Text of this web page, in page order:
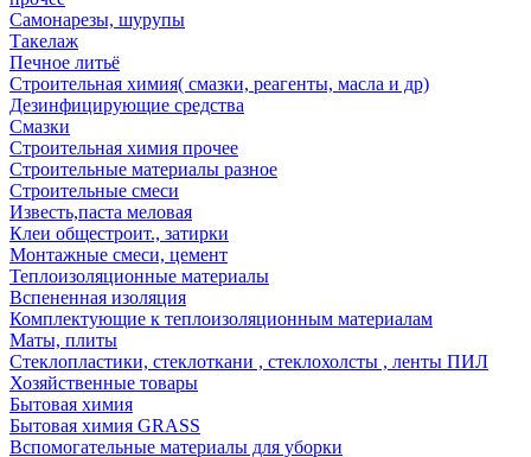
Самонарезы, шурупы
Такелаж
Печное литьё
Строительная химия( смазки, реагенты, масла и др)
Дезинфицирующие средства
Смазки
Строительная химия прочее
Строительные материалы разное
Строительные смеси
Известь,паста меловая
Клеи общестроит., затирки
Монтажные смеси, цемент
Теплоизоляционные материалы
Вспененная изоляция
Комплектующие к теплоизоляционным материалам
Маты, плиты
Стеклопластики, стеклоткани , стеклохолсты , ленты ПИЛ
Хозяйственные товары
Бытовая химия
Бытовая химия GRASS
Вспомогательные материалы для уборки